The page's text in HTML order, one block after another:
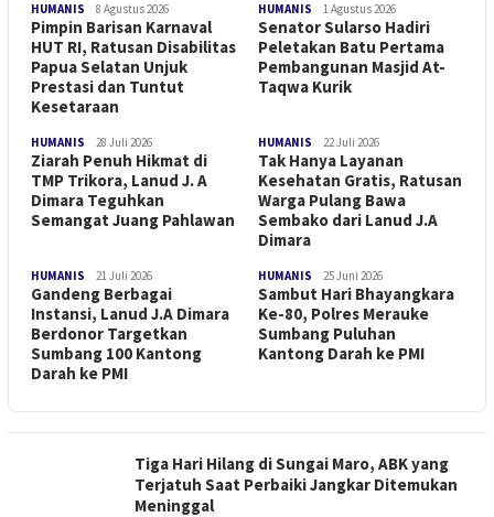
HUMANIS 8 Agustus 2026
Pimpin Barisan Karnaval
HUT RI, Ratusan Disabilitas
Papua Selatan Unjuk
Prestasi dan Tuntut
Kesetaraan
HUMANIS 1 Agustus 2026
Senator Sularso Hadiri
Peletakan Batu Pertama
Pembangunan Masjid At-
Taqwa Kurik
HUMANIS 28 Juli 2026
Ziarah Penuh Hikmat di
TMP Trikora, Lanud J. A
Dimara Teguhkan
Semangat Juang Pahlawan
HUMANIS 22 Juli 2026
Tak Hanya Layanan
Kesehatan Gratis, Ratusan
Warga Pulang Bawa
Sembako dari Lanud J.A
Dimara
HUMANIS 21 Juli 2026
Gandeng Berbagai
Instansi, Lanud J.A Dimara
Berdonor Targetkan
Sumbang 100 Kantong
Darah ke PMI
HUMANIS 25 Juni 2026
Sambut Hari Bhayangkara
Ke-80, Polres Merauke
Sumbang Puluhan
Kantong Darah ke PMI
Tiga Hari Hilang di Sungai Maro, ABK yang
Terjatuh Saat Perbaiki Jangkar Ditemukan
Meninggal